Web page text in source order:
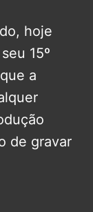
hoje
15º
a
de gravar